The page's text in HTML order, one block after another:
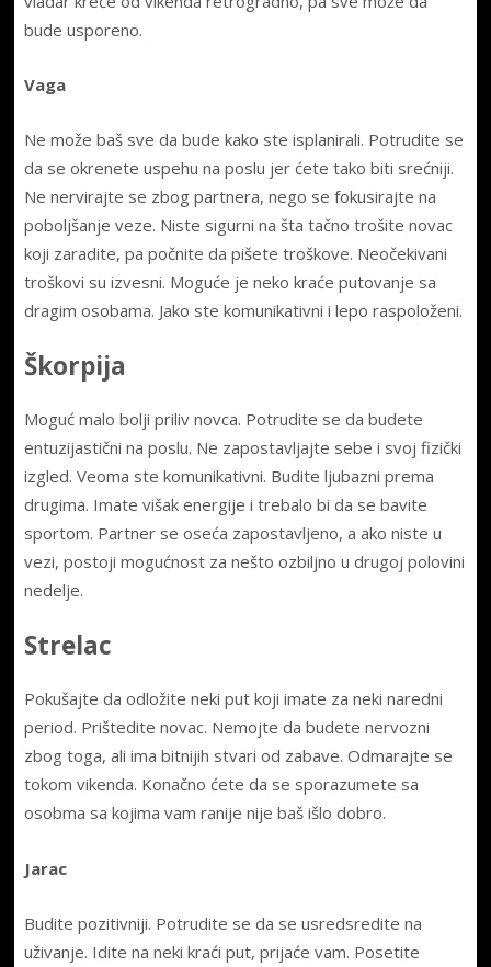
bude usporeno.
Vaga
Ne može baš sve da bude kako ste isplanirali. Potrudite se
da se okrenete uspehu na poslu jer ćete tako biti srećniji.
Ne nervirajte se zbog partnera, nego se fokusirajte na
poboljšanje veze. Niste sigurni na šta tačno trošite novac
koji zaradite, pa počnite da pišete troškove. Neočekivani
troškovi su izvesni. Moguće je neko kraće putovanje sa
dragim osobama. Jako ste komunikativni i lepo raspoloženi.
Škorpija
Moguć malo bolji priliv novca. Potrudite se da budete
entuzijastični na poslu. Ne zapostavljajte sebe i svoj fizički
izgled. Veoma ste komunikativni. Budite ljubazni prema
drugima. Imate višak energije i trebalo bi da se bavite
sportom. Partner se oseća zapostavljeno, a ako niste u
vezi, postoji mogućnost za nešto ozbiljno u drugoj polovini
nedelje.
Strelac
Pokušajte da odložite neki put koji imate za neki naredni
period. Prištedite novac. Nemojte da budete nervozni
zbog toga, ali ima bitnijih stvari od zabave. Odmarajte se
tokom vikenda. Konačno ćete da se sporazumete sa
osobma sa kojima vam ranije nije baš išlo dobro.
Jarac
Budite pozitivniji. Potrudite se da se usredsredite na
uživanje. Idite na neki kraći put, prijaće vam. Posetite